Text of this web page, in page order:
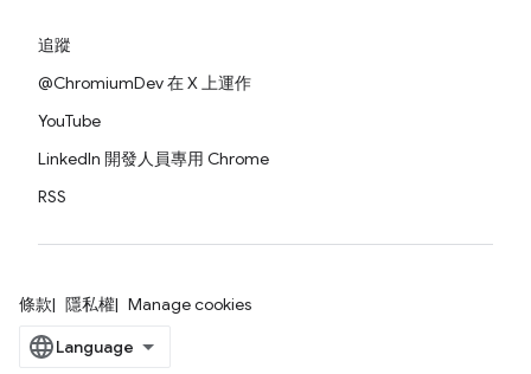
追蹤
@ChromiumDev 在 X 上運作
YouTube
LinkedIn 開發人員專用 Chrome
RSS
條款 隱私權 Manage cookies